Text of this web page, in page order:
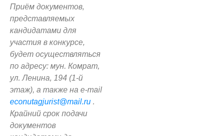
Приём документов,
представляемых
кандидатами для
участия в конкурсе,
будет осуществляться
по адресу: мун. Комрат,
ул. Ленина, 194 (1-й
этаж), а также на e-mail
econutagjurist@mail.ru .
Крайний срок подачи
документов